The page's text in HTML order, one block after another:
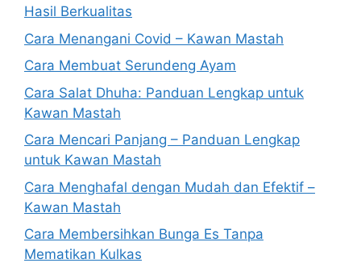
Hasil Berkualitas
Cara Menangani Covid – Kawan Mastah
Cara Membuat Serundeng Ayam
Cara Salat Dhuha: Panduan Lengkap untuk
Kawan Mastah
Cara Mencari Panjang – Panduan Lengkap
untuk Kawan Mastah
Cara Menghafal dengan Mudah dan Efektif –
Kawan Mastah
Cara Membersihkan Bunga Es Tanpa
Mematikan Kulkas